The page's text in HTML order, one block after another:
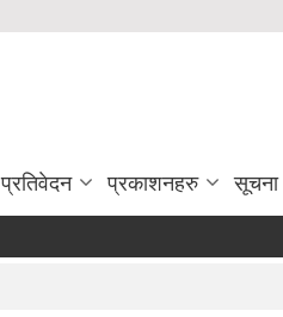
प्रतिवेदन प्रकाशनहरु